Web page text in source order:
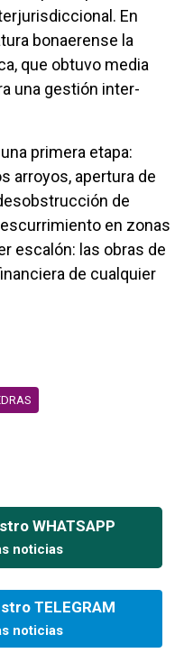
En
bonaerense la
que obtuvo media
una gestión inter-
primera etapa:
arroyos, apertura de
de
en zonas
escalón: las obras de
de cualquier
WHATSAPP
noticias
TELEGRAM
noticias